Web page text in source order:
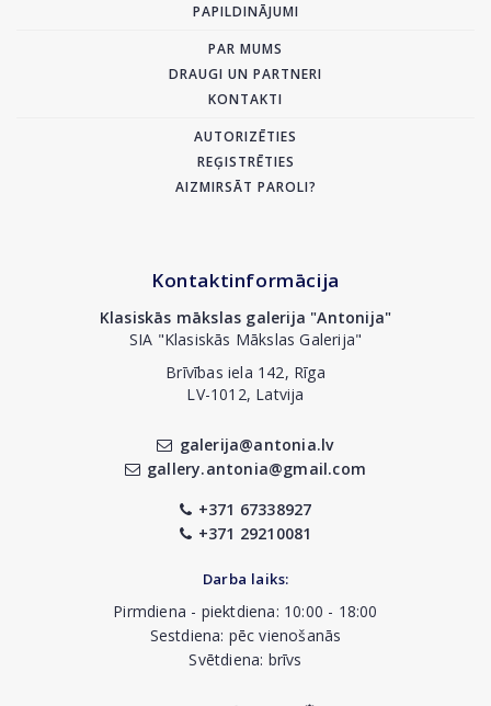
PAPILDINĀJUMI
PAR MUMS
DRAUGI UN PARTNERI
KONTAKTI
AUTORIZĒTIES
REĢISTRĒTIES
AIZMIRSĀT PAROLI?
Kontaktinformācija
Klasiskās mākslas galerija "Antonija"
SIA "Klasiskās Mākslas Galerija"
Brīvības iela 142, Rīga
LV-1012, Latvija
galerija@antonia.lv
gallery.antonia@gmail.com
+371 67338927
+371 29210081
Darba laiks:
Pirmdiena - piektdiena: 10:00 - 18:00
Sestdiena: pēc vienošanās
Svētdiena: brīvs